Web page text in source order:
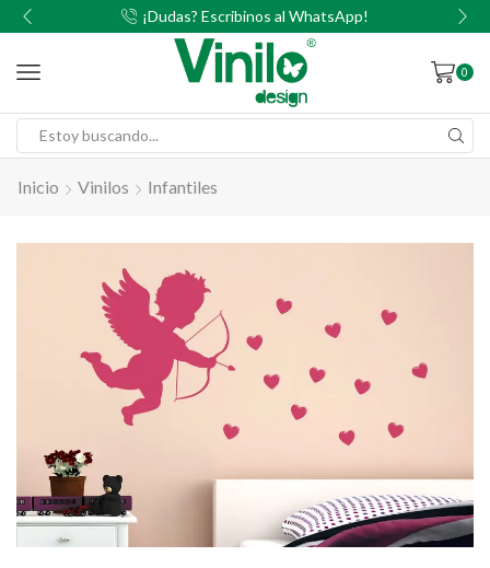
¡Dudas? Escribinos al WhatsApp!
0
Inicio Vinilos Infantiles